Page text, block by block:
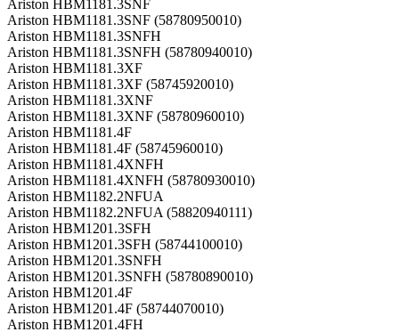
Ariston HBM1181.3SNF
Ariston HBM1181.3SNF (58780950010)
Ariston HBM1181.3SNFH
Ariston HBM1181.3SNFH (58780940010)
Ariston HBM1181.3XF
Ariston HBM1181.3XF (58745920010)
Ariston HBM1181.3XNF
Ariston HBM1181.3XNF (58780960010)
Ariston HBM1181.4F
Ariston HBM1181.4F (58745960010)
Ariston HBM1181.4XNFH
Ariston HBM1181.4XNFH (58780930010)
Ariston HBM1182.2NFUA
Ariston HBM1182.2NFUA (58820940111)
Ariston HBM1201.3SFH
Ariston HBM1201.3SFH (58744100010)
Ariston HBM1201.3SNFH
Ariston HBM1201.3SNFH (58780890010)
Ariston HBM1201.4F
Ariston HBM1201.4F (58744070010)
Ariston HBM1201.4FH